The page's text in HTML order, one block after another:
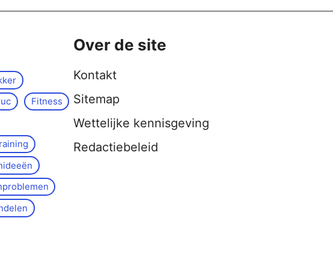
Fitness
Over de site
Kontakt
Sitemap
Wettelijke kennisgeving
Redactiebeleid